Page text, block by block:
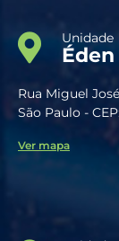
Unidade
Rua Miguel
São Paulo -
Ver mapa